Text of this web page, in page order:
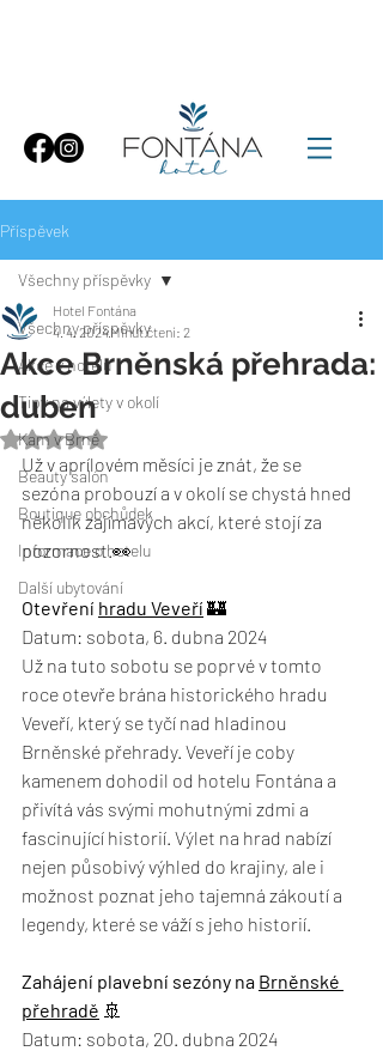
Příspěvek
Všechny příspěvky
Akce v hotelu
Tipy na výlety v okolí
Kam v Brně
Beauty salón
Boutique obchůdek
Informace o hotelu
Další ubytování
Všechny příspěvky
Akce Brněnská přehrada:
duben
Hotel Fontána
4. 4. 2024Minut čtení: 2
Hodnoceno NaN z 5 hvězdiček.
Už v aprílovém měsíci je znát, že se
sezóna probouzí a v okolí se chystá hned
několik zajímavých akcí, které stojí za
pozornost.👀
Otevření hradu Veveří 🏰
Datum: sobota, 6. dubna 2024
Už na tuto sobotu se poprvé v tomto
roce otevře brána historického hradu
Veveří, který se tyčí nad hladinou
Brněnské přehrady. Veveří je coby
kamenem dohodil od hotelu Fontána a
přivítá vás svými mohutnými zdmi a
fascinující historií. Výlet na hrad nabízí
nejen působivý výhled do krajiny, ale i
možnost poznat jeho tajemná zákoutí a
legendy, které se váží s jeho historií.
Zahájení plavební sezóny na Brněnské
přehradě 🚢
Datum: sobota, 20. dubna 2024